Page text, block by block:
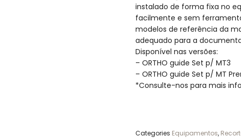
instalado de forma fixa no
facilmente e sem
modelos de referência da
adequado para a
Disponível nas versões:
– ORTHO guide Set p/ MT3
– ORTHO guide Set p/ MT
*Consulte-nos para mais
Categories Equipamentos,